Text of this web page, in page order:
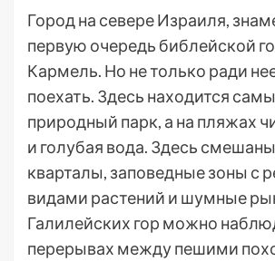
Город на севере Израиля,
первую очередь библейской
Кармель. Но не только ради
поехать. Здесь находится
природный парк, а на пляжах
и голубая вода. Здесь
кварталы, заповедные зоны с
видами растений и шумные
Галилейских гор можно
перерывах между пешими